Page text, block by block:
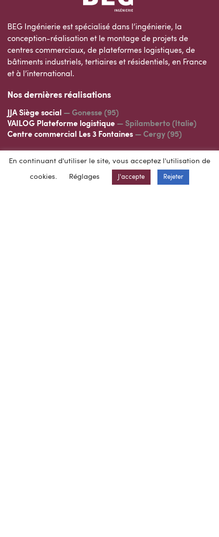
BEG Ingénierie est spécialisé dans l’ingénierie, la
conception-réalisation et le montage de projets de
centres commerciaux, de plateformes logistiques, de
bâtiments industriels, tertiaires et résidentiels, en France
et à l’international.
Nos dernières réalisations
JJA Siège social — Gonesse (95)
VAILOG Plateforme logistique — Spilamberto (Italie)
Centre commercial Les 3 Fontaines — Cergy (95)
Siège social :
31 rue henri Poincaré
En continuant d'utiliser le site, vous acceptez l'utilisation de
cookies. Réglages J'accepte Rejeter